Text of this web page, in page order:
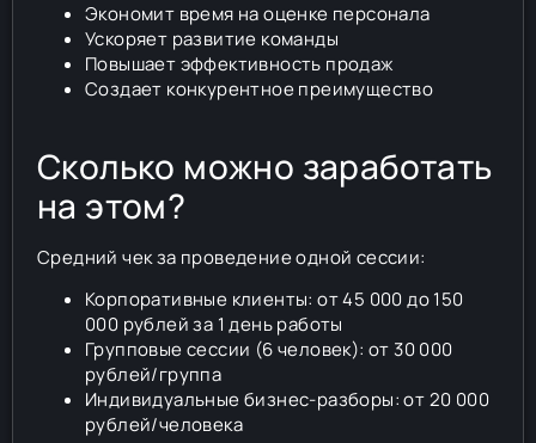
Экономит время на оценке персонала
Ускоряет развитие команды
Повышает эффективность продаж
Создает конкурентное преимущество
Сколько можно заработать
на этом?
Средний чек за проведение одной сессии:
Корпоративные клиенты: от 45 000 до 150
000 рублей за 1 день работы
Групповые сессии (6 человек): от 30 000
рублей/группа
Индивидуальные бизнес-разборы: от 20 000
рублей/человека